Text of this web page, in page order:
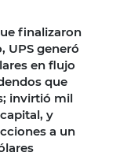
finalizaron
UPS generó
en flujo
que
invirtió mil
y
a un